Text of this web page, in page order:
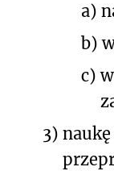
a)
b)
c)
3)